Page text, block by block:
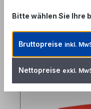
Ähnliche Artikel
Bitte wählen Sie Ihre
Bruttopreise inkl.
Nettopreise exkl.